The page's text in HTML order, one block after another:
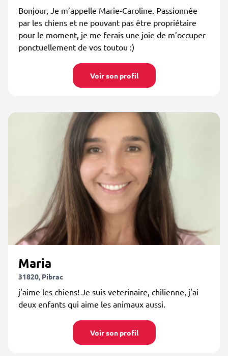
Bonjour, Je m’appelle Marie-Caroline. Passionnée
par les chiens et ne pouvant pas être propriétaire
pour le moment, je me ferais une joie de m’occuper
ponctuellement de vos toutou :)
Voir son profil
Maria
31820, Pibrac
j'aime les chiens! Je suis veterinaire, chilienne, j'ai
deux enfants qui aime les animaux aussi.
Voir son profil